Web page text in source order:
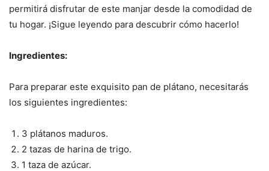
permitirá disfrutar de este manjar desde la comodidad de
tu hogar. ¡Sigue leyendo para descubrir cómo hacerlo!
Ingredientes:
Para preparar este exquisito pan de plátano, necesitarás
los siguientes ingredientes:
3 plátanos maduros.
2 tazas de harina de trigo.
1 taza de azúcar.